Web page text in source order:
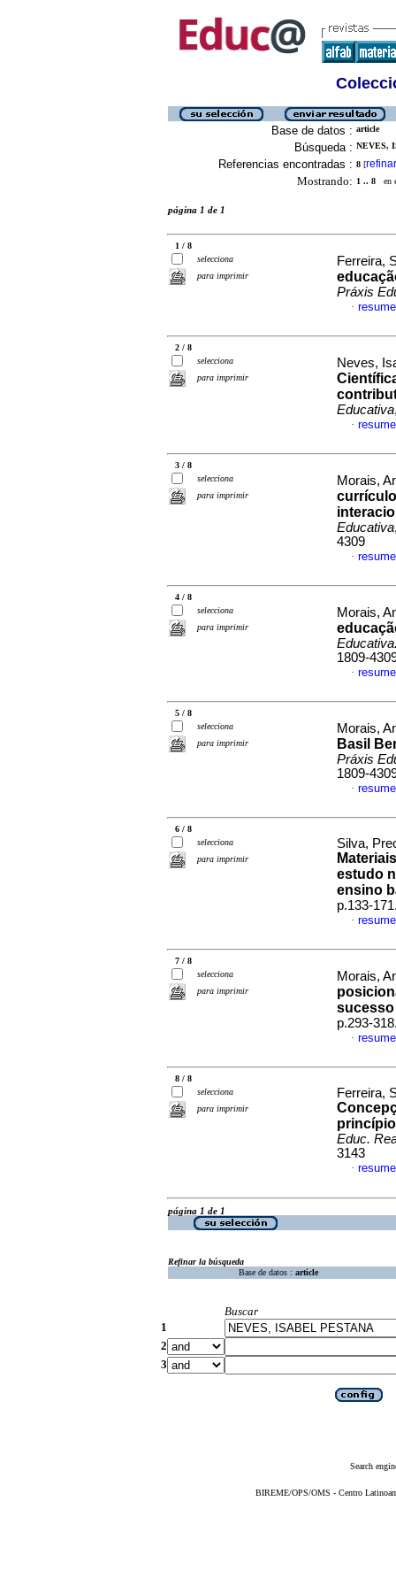
Base de datos : article
Búsqueda : NEVES,
Referencias encontradas : 8 [refinar
Mostrando: 1 .. 8 en
página 1 de 1
1 / 8
selecciona
para imprimir
Ferreira,
Práxis
·
2 / 8
selecciona
para imprimir
Neves,
Educativa
·
3 / 8
selecciona
para imprimir
Morais,
Educativa
4309
·
4 / 8
selecciona
para imprimir
Morais,
1809-
·
5 / 8
selecciona
para imprimir
Morais,
Basil
Práxis
1809-
·
6 / 8
selecciona
para imprimir
Silva,
estudo
ensino
p.133-
·
7 / 8
selecciona
para imprimir
Morais,
p.293-
·
8 / 8
selecciona
para imprimir
Ferreira,
Educ.
3143
·
página 1 de 1
Refinar la búsqueda
Base de datos : article
Buscar
1
2
3
Search
BIREME/OPS/OMS - Centro